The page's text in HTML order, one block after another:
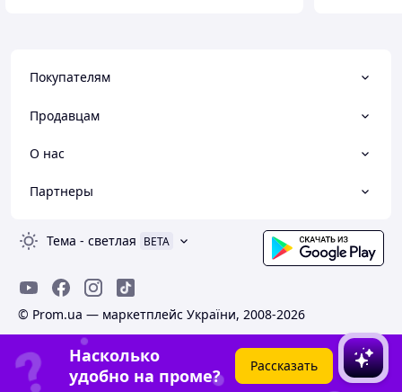
Покупателям
Продавцам
О нас
Партнеры
Тема - светлая BETA
© Prom.ua — маркетплейс України, 2008-2026
Насколько
удобно на проме?
Рассказать